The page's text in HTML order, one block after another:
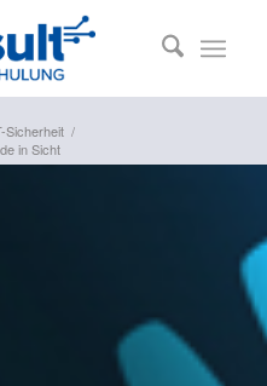
Sicherheit /
in Sicht